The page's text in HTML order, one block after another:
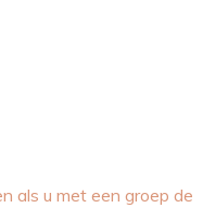
als u met een groep de